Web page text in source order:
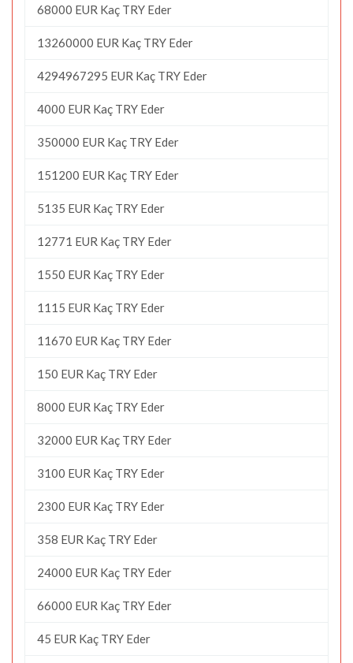
68000 EUR Kaç TRY Eder
13260000 EUR Kaç TRY Eder
4294967295 EUR Kaç TRY Eder
4000 EUR Kaç TRY Eder
350000 EUR Kaç TRY Eder
151200 EUR Kaç TRY Eder
5135 EUR Kaç TRY Eder
12771 EUR Kaç TRY Eder
1550 EUR Kaç TRY Eder
1115 EUR Kaç TRY Eder
11670 EUR Kaç TRY Eder
150 EUR Kaç TRY Eder
8000 EUR Kaç TRY Eder
32000 EUR Kaç TRY Eder
3100 EUR Kaç TRY Eder
2300 EUR Kaç TRY Eder
358 EUR Kaç TRY Eder
24000 EUR Kaç TRY Eder
66000 EUR Kaç TRY Eder
45 EUR Kaç TRY Eder